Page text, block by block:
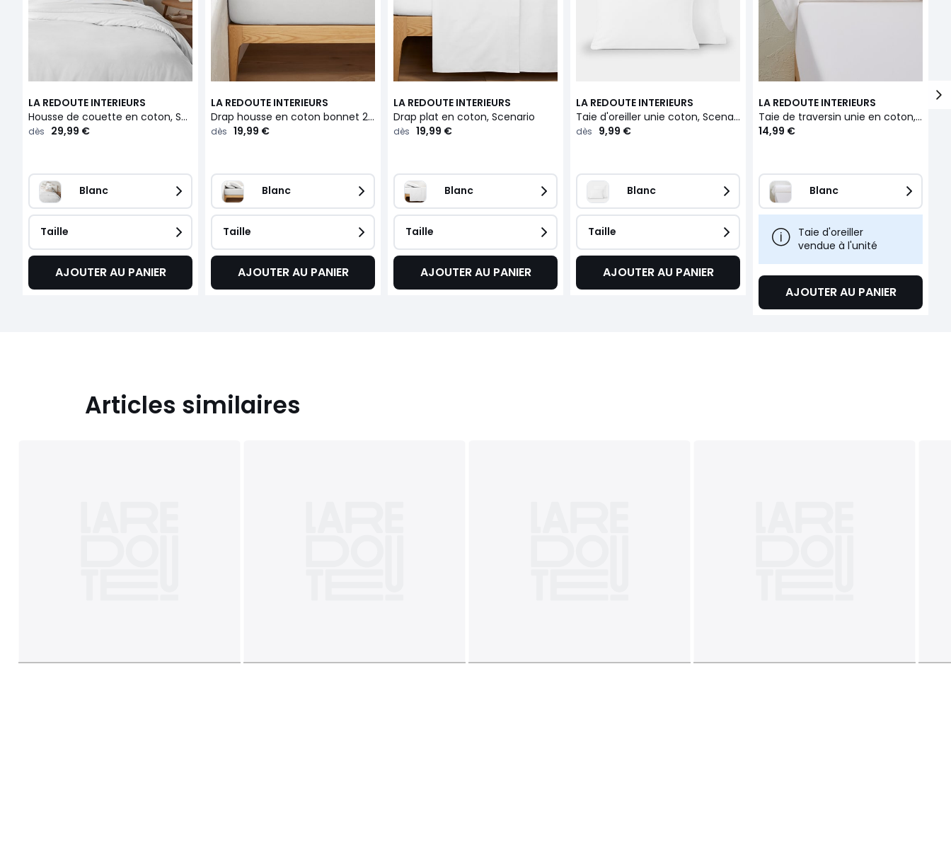
LA REDOUTE INTERIEURS
Housse de couette en coton, Scenario
dès 29,99 €
Blanc
Taille
AJOUTER AU PANIER
LA REDOUTE INTERIEURS
Drap housse en coton bonnet 25 cm, Scenario
dès 19,99 €
Blanc
Taille
AJOUTER AU PANIER
LA REDOUTE INTERIEURS
Drap plat en coton, Scenario
dès 19,99 €
Blanc
Taille
AJOUTER AU PANIER
LA REDOUTE INTERIEURS
Taie d'oreiller unie coton, Scenario
dès 9,99 €
Blanc
Taille
AJOUTER AU PANIER
LA REDOUTE INTERIEURS
Taie de traversin unie en coton, Scenario
14,99 €
Blanc
Taie d'oreiller
vendue à l'unité
AJOUTER AU PANIER
Articles similaires